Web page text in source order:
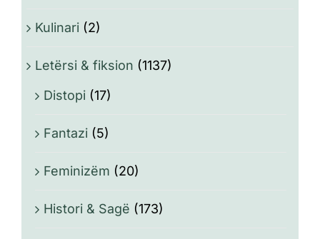
Kulinari (2)
Letërsi & fiksion (1137)
Distopi (17)
Fantazi (5)
Feminizëm (20)
Histori & Sagë (173)